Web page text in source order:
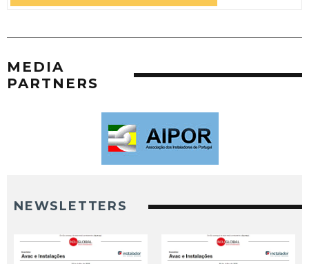
MEDIA
PARTNERS
NEWSLETTERS